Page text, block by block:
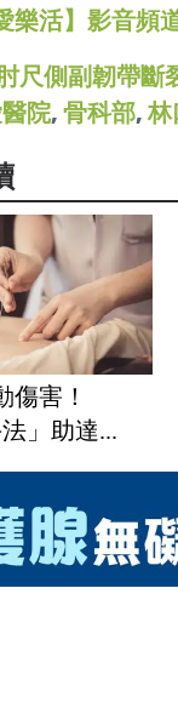
樂活】影音頻
尺側副韌帶斷
院, 骨科部,林
傷害！
法」助達...